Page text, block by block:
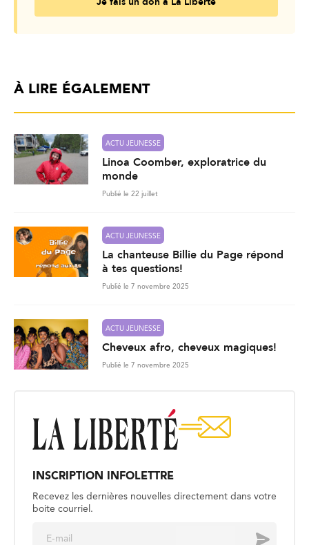
À LIRE ÉGALEMENT
ACTU JEUNESSE
Linoa Coomber, exploratrice du
monde
Publié le 22 juillet
ACTU JEUNESSE
La chanteuse Billie du Page répond
à tes questions!
Publié le 7 novembre 2025
ACTU JEUNESSE
Cheveux afro, cheveux magiques!
Publié le 7 novembre 2025
INSCRIPTION INFOLETTRE
Recevez les dernières nouvelles directement dans votre
boite courriel.
Envoyer